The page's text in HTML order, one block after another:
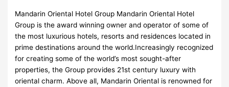
Mandarin Oriental Hotel Group Mandarin Oriental Hotel
Group is the award winning owner and operator of some of
the most luxurious hotels, resorts and residences located in
prime destinations around the world.Increasingly recognized
for creating some of the world’s most sought-after
properties, the Group provides 21st century luxury with
oriental charm. Above all, Mandarin Oriental is renowned for